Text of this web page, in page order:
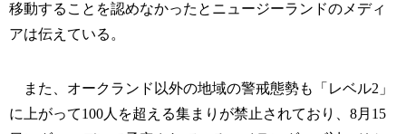
移動することを認めなかったとニュージーランドのメディ
アは伝えている。
また、オークランド以外の地域の警戒態勢も「レベル2」
に上がって100人を超える集まりが禁止されており、8月15